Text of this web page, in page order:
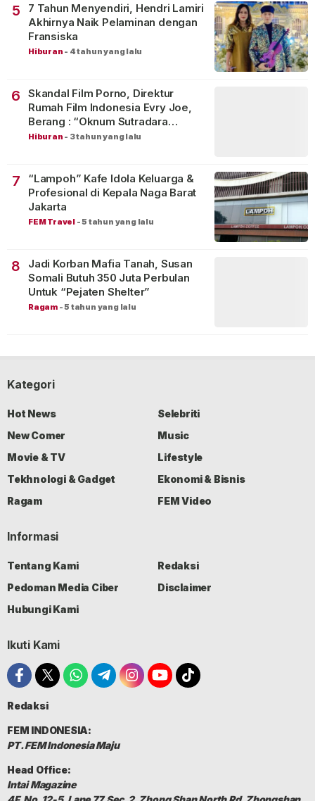
5
7 Tahun Menyendiri, Hendri Lamiri
Akhirnya Naik Pelaminan dengan
Fransiska
Hiburan - 4 tahun yang lalu
6
Skandal Film Porno, Direktur
Rumah Film Indonesia Evry Joe,
Berang : “Oknum Sutradara
Merusak Perfilman Indonesia”!
Hiburan - 3 tahun yang lalu
7
“Lampoh” Kafe Idola Keluarga &
Profesional di Kepala Naga Barat
Jakarta
FEM Travel -5 tahun yang lalu
8
Jadi Korban Mafia Tanah, Susan
Somali Butuh 350 Juta Perbulan
Untuk “Pejaten Shelter”
Ragam -5 tahun yang lalu
Kategori
Hot News
Selebriti
New Comer
Music
Movie & TV
Lifestyle
Tekhnologi & Gadget
Ekonomi & Bisnis
Ragam
FEM Video
Informasi
Tentang Kami
Redaksi
Pedoman Media Ciber
Disclaimer
Hubungi Kami
Ikuti Kami
Redaksi
FEM INDONESIA:
PT. FEM Indonesia Maju
Head Office:
Intai Magazine